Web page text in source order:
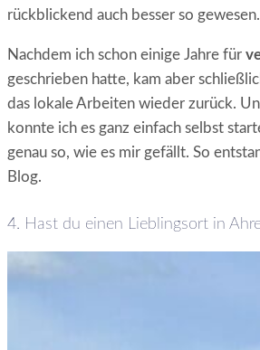
rückblickend auch besser so
Nachdem ich schon einige Jahre für
geschrieben hatte, kam aber
das lokale Arbeiten wieder zurück.
konnte ich es ganz einfach selbst
genau so, wie es mir gefällt. So
Blog.
4. Hast du einen Lieblingsort in